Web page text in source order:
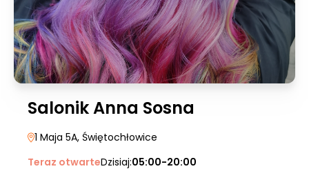
Salonik Anna Sosna
1 Maja 5A, Świętochłowice
Teraz otwarteDzisiaj:05:00-20:00